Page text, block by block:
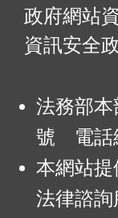
政府網站
資訊安全
法務部本
號 電話
本網站
法律諮詢